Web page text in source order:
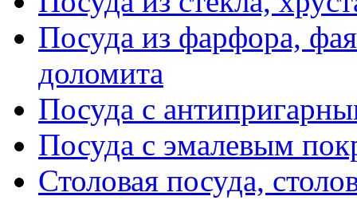
Посуда из фарфора,
доломита
Посуда с
Посуда с эмалевым
Столовая посуда,